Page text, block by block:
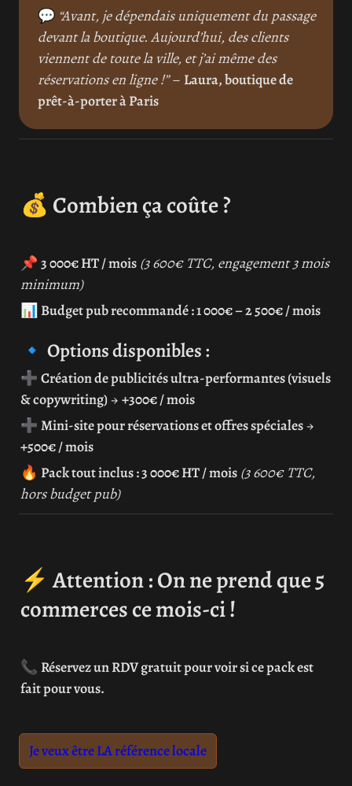
💬 “Avant, je dépendais uniquement du passage
devant la boutique. Aujourd’hui, des clients
viennent de toute la ville, et j’ai même des
réservations en ligne !” – Laura, boutique de
prêt-à-porter à Paris
💰 Combien ça coûte ?
📌 3 000€ HT / mois (3 600€ TTC, engagement 3 mois
minimum)
📊 Budget pub recommandé : 1 000€ – 2 500€ / mois
🔹 Options disponibles :
➕ Création de publicités ultra-performantes (visuels
& copywriting) → +300€ / mois
➕ Mini-site pour réservations et offres spéciales
+500€ / mois
🔥 Pack tout inclus : 3 000€ HT / mois (3 600€ TTC,
hors budget pub)
⚡ Attention : On ne prend que 5
commerces ce mois-ci !
📞 Réservez un RDV gratuit pour voir si ce pack est
fait pour vous.
Je veux être LA référence locale